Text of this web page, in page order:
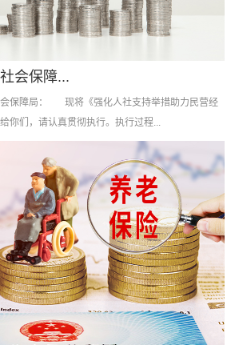
会保障...
会保障局： 现将《强化人社支持举措助力民营经
你们，请认真贯彻执行。执行过程...